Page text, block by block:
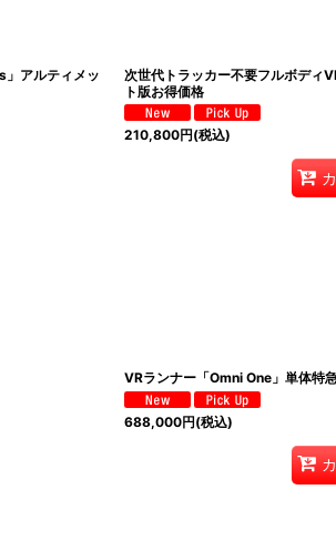
アルティメッ
次世代トラッカー不要フルボディ
ト版お得価格
210,800円(税込)
VRランナー「Omni One」単体特
688,000円(税込)